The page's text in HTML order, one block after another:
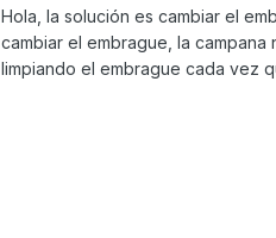
Hola, la solución es cambiar el
cambiar el embrague, la
limpiando el embrague cada vez